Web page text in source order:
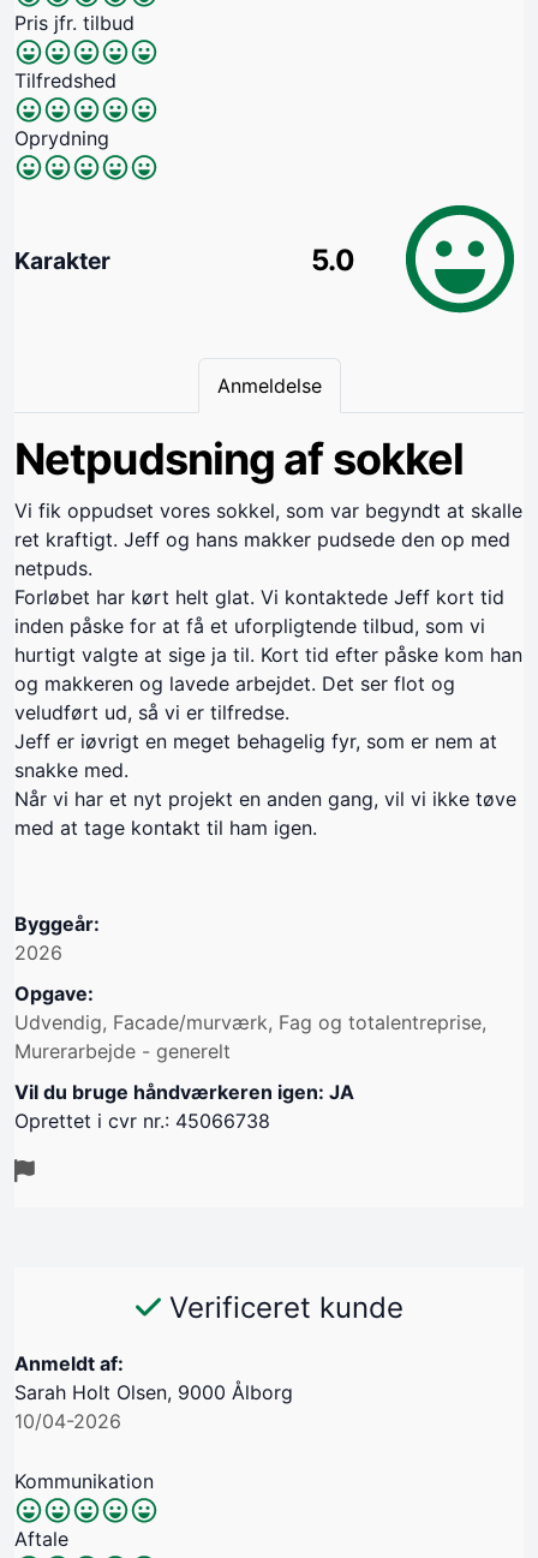
Pris jfr. tilbud
Tilfredshed
Oprydning
Karakter 5.0
Anmeldelse
Netpudsning af sokkel
Vi fik oppudset vores sokkel, som var begyndt at skalle
ret kraftigt. Jeff og hans makker pudsede den op med
netpuds.
Forløbet har kørt helt glat. Vi kontaktede Jeff kort tid
inden påske for at få et uforpligtende tilbud, som vi
hurtigt valgte at sige ja til. Kort tid efter påske kom han
og makkeren og lavede arbejdet. Det ser flot og
veludført ud, så vi er tilfredse.
Jeff er iøvrigt en meget behagelig fyr, som er nem at
snakke med.
Når vi har et nyt projekt en anden gang, vil vi ikke tøve
med at tage kontakt til ham igen.
Byggeår:
2026
Opgave:
Udvendig, Facade/murværk, Fag og totalentreprise,
Murerarbejde - generelt
Vil du bruge håndværkeren igen: JA
Oprettet i cvr nr.: 45066738
Verificeret kunde
Anmeldt af:
Sarah Holt Olsen, 9000 Ålborg
10/04-2026
Kommunikation
Aftale